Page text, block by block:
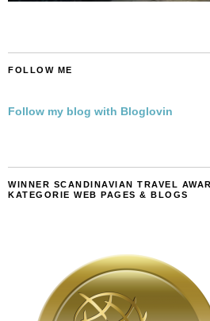
FOLLOW ME
Follow my blog with Bloglovin
WINNER SCANDINAVIAN TRAVEL
KATEGORIE WEB PAGES & BLOGS